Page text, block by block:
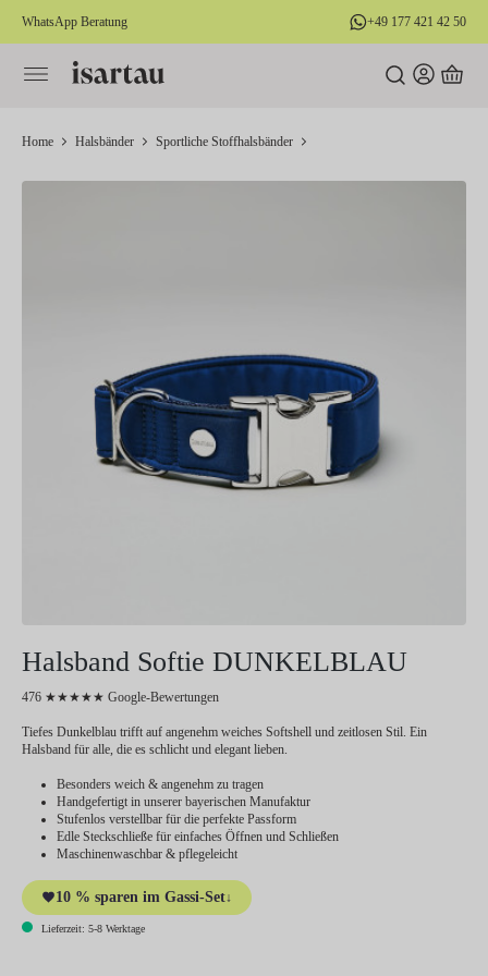
springen
WhatsApp Beratung +49 177 421 42 50
Home Halsbänder Sportliche Stoffhalsbänder
Halsband Softie DUNKELBLAU
476 ★★★★★ Google-Bewertungen
Tiefes Dunkelblau trifft auf angenehm weiches Softshell und zeitlosen Stil. Ein
Halsband für alle, die es schlicht und elegant lieben.
Besonders weich & angenehm zu tragen
Handgefertigt in unserer bayerischen Manufaktur
Stufenlos verstellbar für die perfekte Passform
Edle Steckschließe für einfaches Öffnen und Schließen
Maschinenwaschbar & pflegeleicht
10 % sparen im Gassi-Set↓
Lieferzeit: 5-8 Werktage